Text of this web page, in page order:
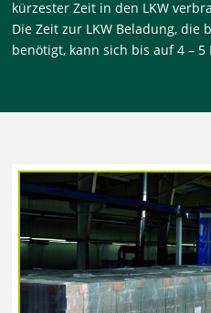
kürzester Zeit in den LKW
Die Zeit zur LKW Beladung, die
benötigt, kann sich bis auf 4 –